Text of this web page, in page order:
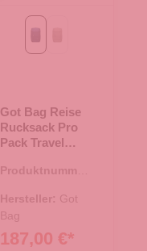
ocean blue
Got Bag Reise
Rucksack Pro
Pack Travel
Produktnummer:
Hersteller: Got
Bag
187,00 €*